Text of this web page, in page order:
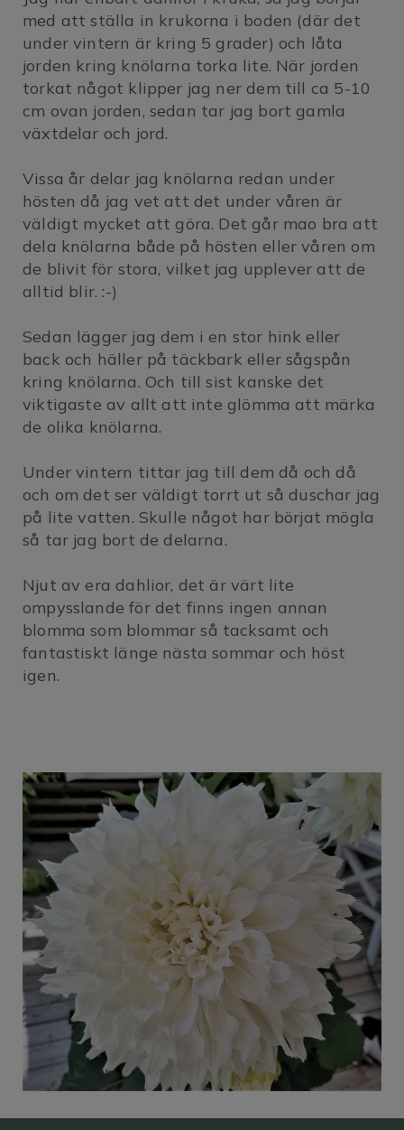
med att ställa in krukorna i boden (där det
under vintern är kring 5 grader) och låta
jorden kring knölarna torka lite. När jorden
torkat något klipper jag ner dem till ca 5-10
cm ovan jorden, sedan tar jag bort gamla
växtdelar och jord.
Vissa år delar jag knölarna redan under
hösten då jag vet att det under våren är
väldigt mycket att göra. Det går mao bra att
dela knölarna både på hösten eller våren om
de blivit för stora, vilket jag upplever att de
alltid blir. :-)
Sedan lägger jag dem i en stor hink eller
back och häller på täckbark eller sågspån
kring knölarna. Och till sist kanske det
viktigaste av allt att inte glömma att märka
de olika knölarna.
Under vintern tittar jag till dem då och då
och om det ser väldigt torrt ut så duschar jag
på lite vatten. Skulle något har börjat mögla
så tar jag bort de delarna.
Njut av era dahlior, det är värt lite
ompysslande för det finns ingen annan
blomma som blommar så tacksamt och
fantastiskt länge nästa sommar och höst
igen.